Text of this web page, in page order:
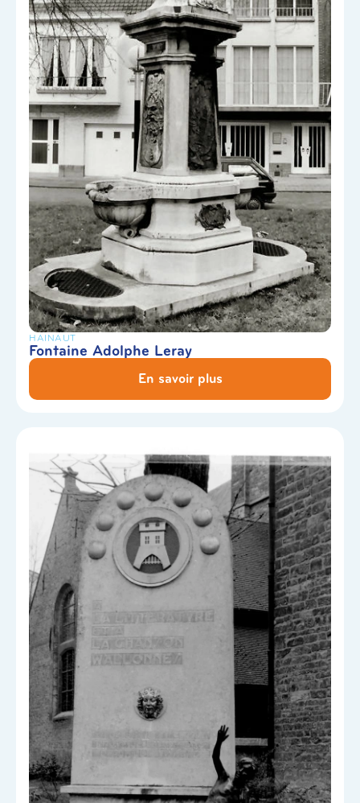
HAINAUT
Fontaine Adolphe Leray
En savoir plus